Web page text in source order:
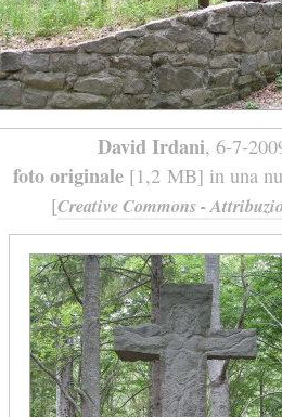
David Irdani, 6-7-
foto originale[1,2 MB] in una
[Creative Commons -